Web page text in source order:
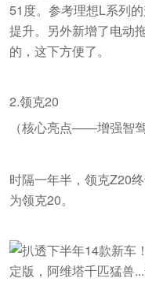
51度。参考理想L系列
提升。另外新增了电动
的，这下方便了。
2.领克20
（核心亮点——增强智
时隔一年半，领克Z20
为领克20。